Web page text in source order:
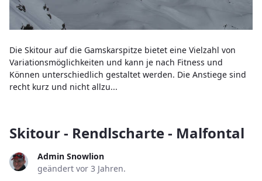
Die Skitour auf die Gamskarspitze bietet eine Vielzahl von
Variationsmöglichkeiten und kann je nach Fitness und
Können unterschiedlich gestaltet werden. Die Anstiege sind
recht kurz und nicht allzu...
Skitour - Rendlscharte - Malfontal
Admin Snowlion
geändert vor 3 Jahren.